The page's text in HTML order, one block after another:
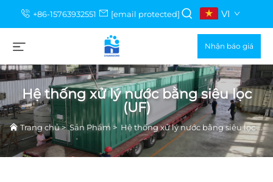
+86-15763932551 [email protected] VI
Nhận báo giá
Hệ thống xử lý nước bằng siêu lọc
(UF)
Trang chủ>Sản Phẩm> Hệ thống xử lý nước bằng siêu lọc (UF)